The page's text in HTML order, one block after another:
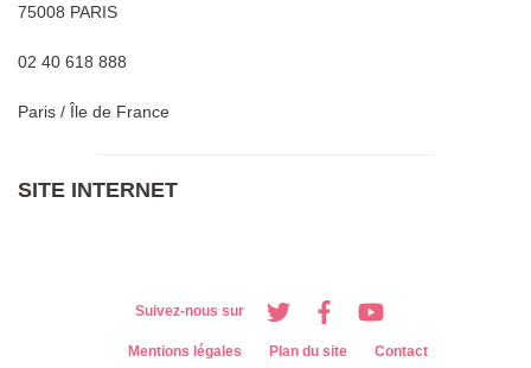
75008 PARIS
02 40 618 888
Paris / Île de France
SITE INTERNET
Suivez-nous sur
Mentions légales Plan du site Contact